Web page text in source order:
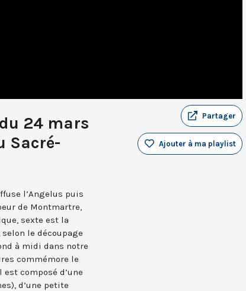
24 mars
Sacré-
Partager
Ajouter à ma playlist
l’Angelus puis
de Montmartre,
sexte est la
le découpage
à midi dans notre
commémore le
composé d’une
d’une petite